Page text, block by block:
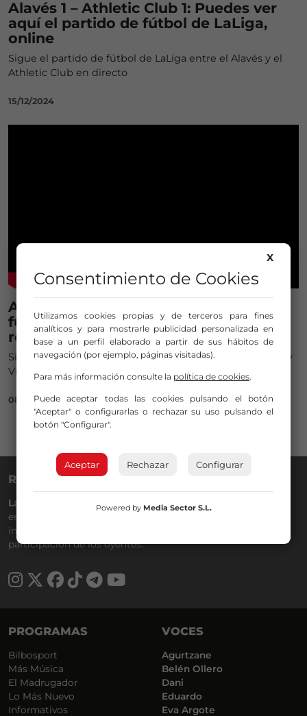
Alavés 1 – Athletic Club 1: Puedes ver
aquí el partido de fútbol de LaLiga,
online
Sigue el partido de fútbol de LaLiga entre el Alavés y el
Athletic Club en directo
15/12/2024
Athletic 2 – 0 Villarreal ⚽: Partido de
fútbol de LaLiga, así ha sido la
retransmisión
Sigue el partido de fútbol de LaLiga entre Athletic Club y
Villarreal CF desde San Mamés en directo
08/12/2024
RADIO NERVIÓN
La Gran Familia desde hace 40 años en la
emisora de Bilbao para todos los públicos, con Más Música,
información a menos cinco, deportes, tráfico y la
participación de los oyentes.
PROGRAMAS
Bilbosport
Más Música
El Madrugador
Lo Más Nuevo
Informativos
VOCES
Agurtzane
Belén Ollero
Dani
Eduardo
Eva Argote
X
Consentimiento de Cookies
Utilizamos cookies propias y de terceros para fines
analíticos y para mostrarle publicidad personalizada en
base a un perfil elaborado a partir de sus hábitos de
navegación (por ejemplo, páginas visitadas).
Para más información consulte la política de cookies.
Puede aceptar todas las cookies pulsando el botón
"Aceptar" o configurarlas o rechazar su uso pulsando el
botón "Configurar".
Aceptar Rechazar Configurar
Powered by Media Sector S.L.